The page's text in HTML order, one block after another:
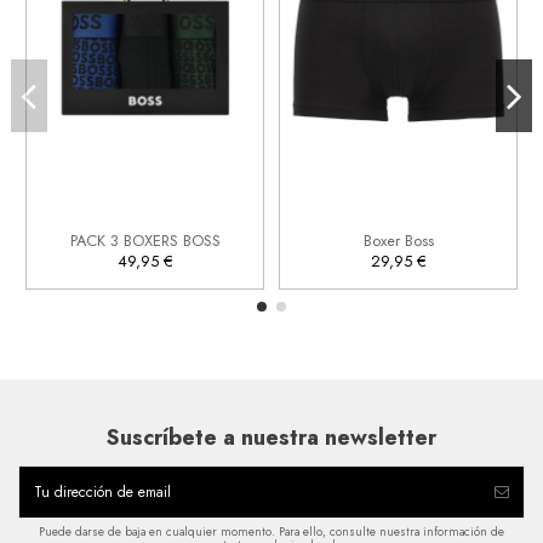
PACK 3 BOXERS BOSS
49,95 €
 Añadir al carrito
Boxer Boss
29,95 €
Añadir al carrito
Suscríbete a nuestra newsletter
Puede darse de baja en cualquier momento. Para ello, consulte nuestra información de